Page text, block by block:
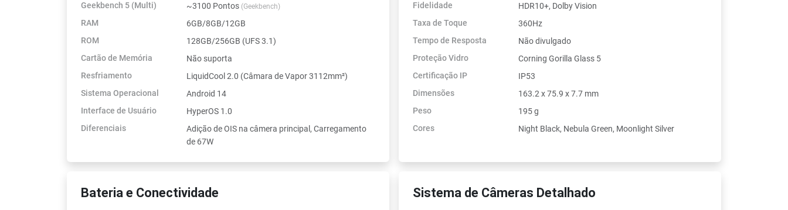
Geekbench 5 (Multi) ~3100 Pontos (Geekbench)
RAM
6GB/8GB/12GB
ROM
128GB/256GB (UFS 3.1)
Cartão de Memória
Não suporta
Resfriamento
LiquidCool 2.0 (Câmara de Vapor 3112mm²)
Sistema Operacional
Android 14
Interface de Usuário
HyperOS 1.0
Diferenciais
Adição de OIS na câmera principal, Carregamento
de 67W
Fidelidade
HDR10+, Dolby Vision
Taxa de Toque
360Hz
Tempo de Resposta
Não divulgado
Proteção Vidro
Corning Gorilla Glass 5
Certificação IP
IP53
Dimensões
163.2 x 75.9 x 7.7 mm
Peso
195 g
Cores
Night Black, Nebula Green, Moonlight Silver
Bateria e Conectividade Sistema de Câmeras Detalhado